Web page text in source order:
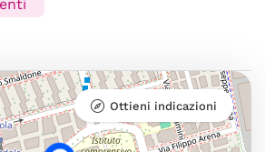
Ottieni indicazioni